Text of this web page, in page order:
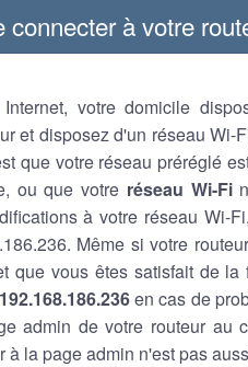
connecter à votre
votre domicile
et disposez d'un réseau
que votre réseau préréglé
ou que votre réseau Wi-Fi
à votre réseau Wi-
Même si votre
que vous êtes satisfait de
192.168.186.236en cas de
admin de votre routeur au
à la page admin n'est pas